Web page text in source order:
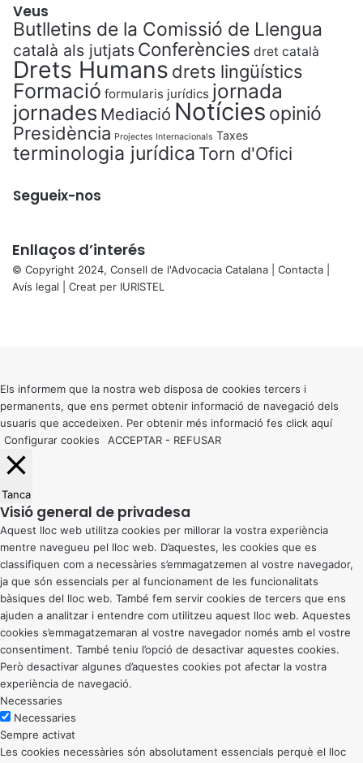
Veus
Butlletins de la Comissió de Llengua
català als jutjats Conferències dret català
Drets Humans drets lingüístics
Formació formularis jurídics jornada
jornades Mediació Notícies opinió
Presidència Projectes Internacionals Taxes
terminologia jurídica Torn d'Ofici
Segueix-nos
Enllaços d’interés
© Copyright 2024, Consell de l'Advocacia Catalana | Contacta
Avís legal | Creat per IURISTEL
button
Els informem que la nostra web disposa de cookies tercers i
permanents, que ens permet obtenir informació de navegació dels
usuaris que accedeixen. Per obtenir més informació fes click aquí
Configurar cookies
ACCEPTAR - REFUSAR
Tanca
Visió general de privadesa
Aquest lloc web utilitza cookies per millorar la vostra experiència
mentre navegueu pel lloc web. D’aquestes, les cookies que es
classifiquen com a necessàries s’emmagatzemen al vostre navegador,
ja que són essencials per al funcionament de les funcionalitats
bàsiques del lloc web. També fem servir cookies de tercers que ens
ajuden a analitzar i entendre com utilitzeu aquest lloc web. Aquestes
cookies s’emmagatzemaran al vostre navegador només amb el vostre
consentiment. També teniu l’opció de desactivar aquestes cookies.
Però desactivar algunes d’aquestes cookies pot afectar la vostra
experiència de navegació.
Necessaries
Necessaries
Sempre activat
Les cookies necessàries són absolutament essencials perquè el lloc